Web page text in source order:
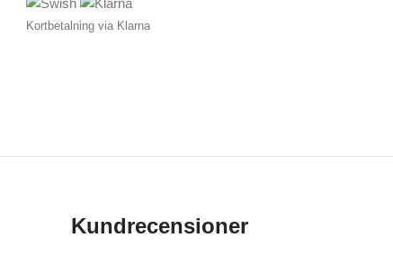
Kortbetalning via Klarna
Kundrecensioner